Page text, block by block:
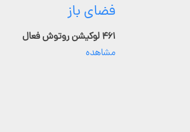
فضای باز
۴۶۱ لوکیشن روتوش فعال
مشاهده